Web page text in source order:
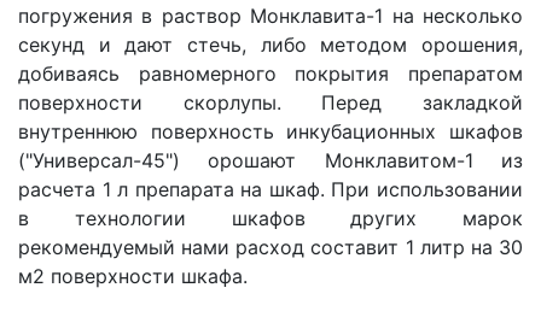
погружения в раствор Монклавита-1 на несколько
секунд и дают стечь, либо методом орошения,
добиваясь равномерного покрытия препаратом
поверхности скорлупы. Перед закладкой
внутреннюю поверхность инкубационных шкафов
("Универсал-45") орошают Монклавитом-1 из
расчета 1 л препарата на шкаф. При использовании
в технологии шкафов других марок
рекомендуемый нами расход составит 1 литр на 30
м2 поверхности шкафа.